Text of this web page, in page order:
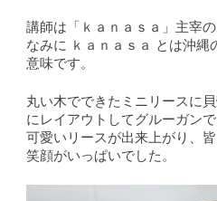
講師は「ｋａｎａｓａ」主宰
なみに ｋａｎａｓａ とは沖縄
意味です。
丸い木でできたミニリースに
にレイアウトしてグルーガン
可愛いリースが出来上がり、
笑顔がいっぱいでした。